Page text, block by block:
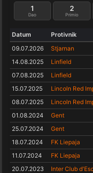
Dao
1
Primio
2
Datum Protivnik
09.07.2026
Stjarnan
14.08.2025 Linfield
07.08.2025 Linfield
15.07.2025 Lincoln Red
08.07.2025 Lincoln Red
01.08.2024 Gent
25.07.2024 Gent
18.07.2024 FK Liepaja
11.07.2024 FK Liepaja
20.07.2023 Inter Club